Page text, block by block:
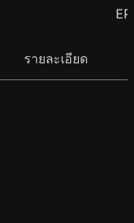
รายละเอียด